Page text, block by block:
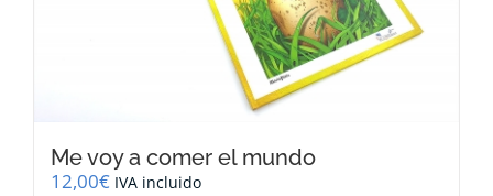
Me voy a comer el mundo
12,00€ IVA incluido